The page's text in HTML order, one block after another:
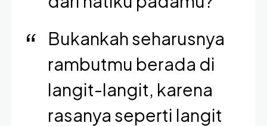
Bukankah seharusnya
rambutmu berada di
langit-langit, karena
rasanya seperti langit